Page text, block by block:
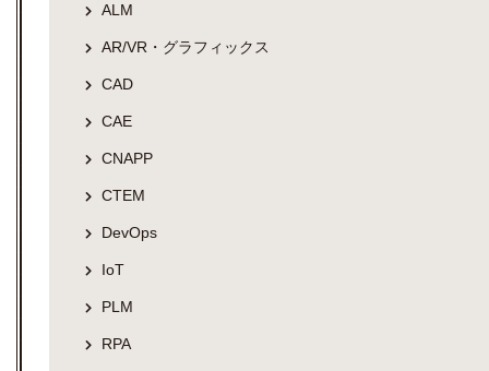
ALM
AR/VR・グラフィックス
CAD
CAE
CNAPP
CTEM
DevOps
IoT
PLM
RPA